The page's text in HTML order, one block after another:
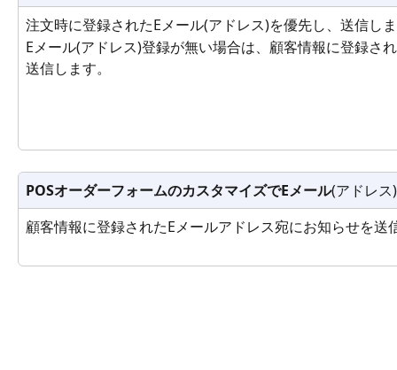
注文時に登録されたEメール(アドレス)を優先し、送信し
Eメール(アドレス)登録が無い場合は、顧客情報に登録さ
送信します。
POSオーダーフォームのカスタマイズでEメール(アドレス)
顧客情報に登録されたEメールアドレス宛にお知らせを送